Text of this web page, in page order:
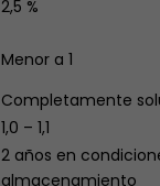
2,5 %
Menor a 1
Completamente
1,0 – 1,1
2 años en
almacenamiento